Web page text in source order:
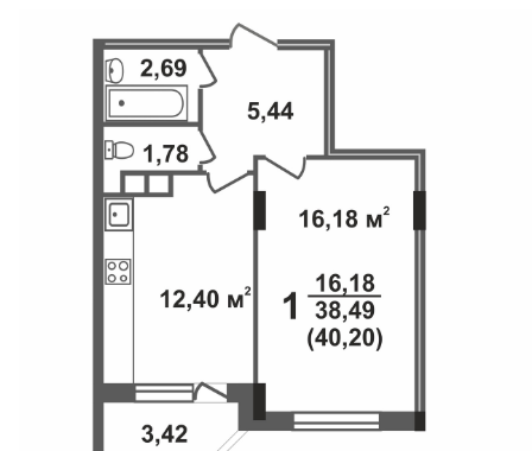
Проекты
Новости
Выбор недвижимости
Свои Люди